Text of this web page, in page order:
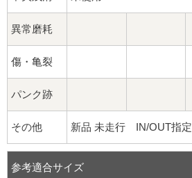
異常磨耗
傷・亀裂
パンク跡
その他 新品 未走行 IN/OUT指定
参考適合サイズ